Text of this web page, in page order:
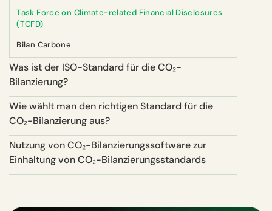
Task Force on Climate-related Financial Disclosures
(TCFD)
Bilan Carbone
Was ist der ISO-Standard für die CO₂-
Bilanzierung?
Wie wählt man den richtigen Standard für die
CO₂-Bilanzierung aus?
Nutzung von CO₂-Bilanzierungssoftware zur
Einhaltung von CO₂-Bilanzierungsstandards